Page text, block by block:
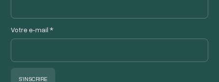
Votre e‑mail *